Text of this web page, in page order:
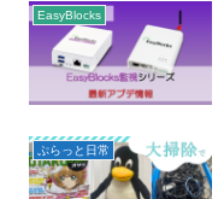
EasyBlocks
ぷらっと日常